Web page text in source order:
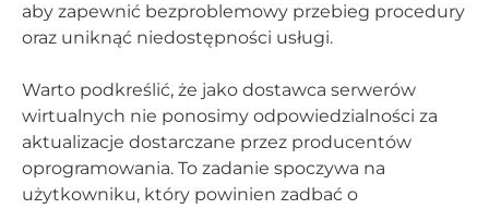
aby zapewnić bezproblemowy przebieg procedury
oraz uniknąć niedostępności usługi.
Warto podkreślić, że jako dostawca serwerów
wirtualnych nie ponosimy odpowiedzialności za
aktualizacje dostarczane przez producentów
oprogramowania. To zadanie spoczywa na
użytkowniku, który powinien zadbać o